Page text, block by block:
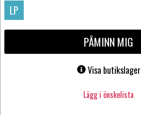
LP
PÅMINN MIG
Visa butikslager
Lägg i önskelista